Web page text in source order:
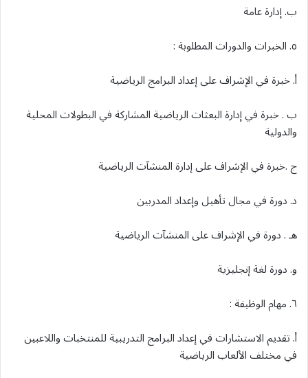
ب. إدارة عامة
٥. الخبرات والدورات المطلوبة :
أ. خبرة في الإشراف على إعداد البرامج الرياضية
ب . خبرة في إدارة البعثات الرياضية المشاركة في البطولات المحلية
والدولية
ج .خبرة في الإشراف على إدارة المنشآت الرياضية
د. دورة في مجال تأهيل وإعداد المدربين
هـ . دورة في الإشراف على المنشآت الرياضية
و. دورة لغة إنجليزية
٦. مهام الوظيفة :
أ. تقديم الاستشارات في إعداد البرامج التدريبية للمنتخبات واللاعبين
في مختلف الألعاب الرياضية